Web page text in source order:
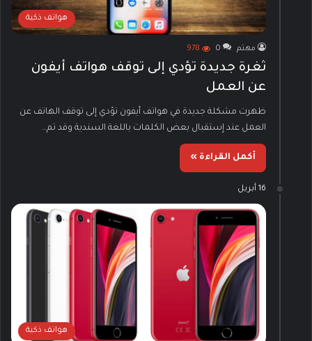
هواتف ذكية
مهتم 0
978
ثغرة جديدة تؤدي إلى توقف هواتف أيفون
عن العمل
ظهرت مشكلة جديدة في هواتف أيفون تؤدي إلى توقف الهاتف عن
العمل عند إستقبال بعض الكلمات باللغة السندية وقد تم…
أكمل القراءة »
16 أبريل
هواتف ذكية